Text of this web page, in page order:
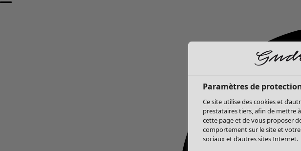
Paramètres de
Ce site utilise des cookies et
prestataires tiers, afin de mettre
cette page et de vous proposer
comportement sur le site et
sociaux et d’autres sites Internet.